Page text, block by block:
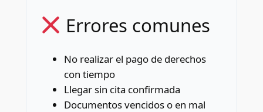
Errores comunes
No realizar el pago de derechos
con tiempo
Llegar sin cita confirmada
Documentos vencidos o en mal